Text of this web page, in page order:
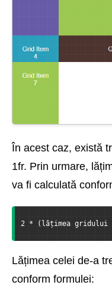
În acest caz, există
1fr. Prin urmare,
va fi calculată
2 * (lățimea gridului
Lățimea celei de-a
conform formulei: